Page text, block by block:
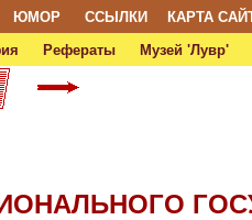
ЮМОР ССЫЛКИ КАРТА
Рефераты Музей 'Лувр'